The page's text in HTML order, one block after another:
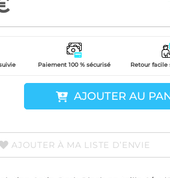
Paiement 100 % sécurisé Retour facile
AJOUTER AU
AJOUTER À MA LISTE D’ENVIE